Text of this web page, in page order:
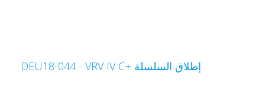
إطلاق السلسلة VRV IV C+‎‏ - DEU18-044